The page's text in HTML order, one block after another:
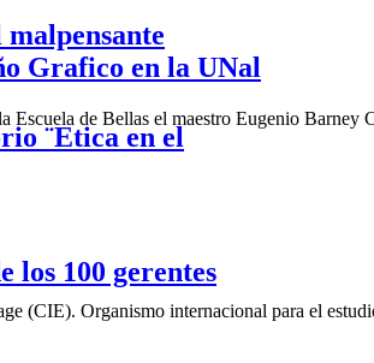
¨Etica en el
los 100 gerentes
Grafico en la UNal
Escuela de Bellas el maestro Eugenio Barney
(CIE). Organismo internacional para el